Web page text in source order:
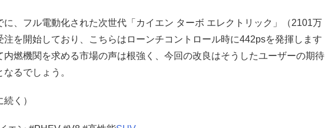
に、フル電動化された次世代「カイエン ターボ エレクトリック」（2101万
注を開始しており、こちらはローンチコントロール時に442psを発揮します
内燃機関を求める市場の声は根強く、今回の改良はそうしたユーザーの期待
るでしょう。
続く）